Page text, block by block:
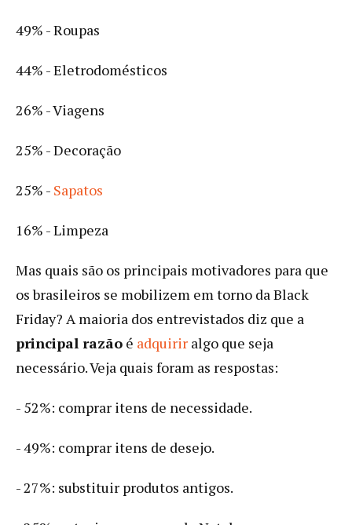
49% - Roupas
44% - Eletrodomésticos
26% - Viagens
25% - Decoração
25% - Sapatos
16% - Limpeza
Mas quais são os principais motivadores para que
os brasileiros se mobilizem em torno da Black
Friday? A maioria dos entrevistados diz que a
principal razão é adquirir algo que seja
necessário. Veja quais foram as respostas:
- 52%: comprar itens de necessidade.
- 49%: comprar itens de desejo.
- 27%: substituir produtos antigos.